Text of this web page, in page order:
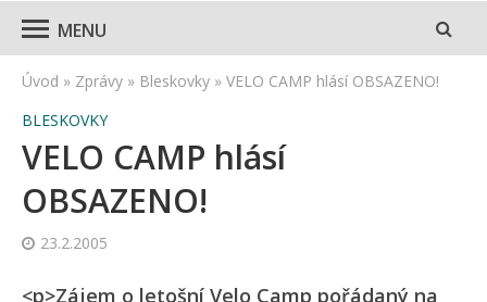
MENU
Úvod » Zprávy » Bleskovky » VELO CAMP hlásí OBSAZENO!
BLESKOVKY
VELO CAMP hlásí
OBSAZENO!
23.2.2005
<p>Zájem o letošní Velo Camp pořádaný na